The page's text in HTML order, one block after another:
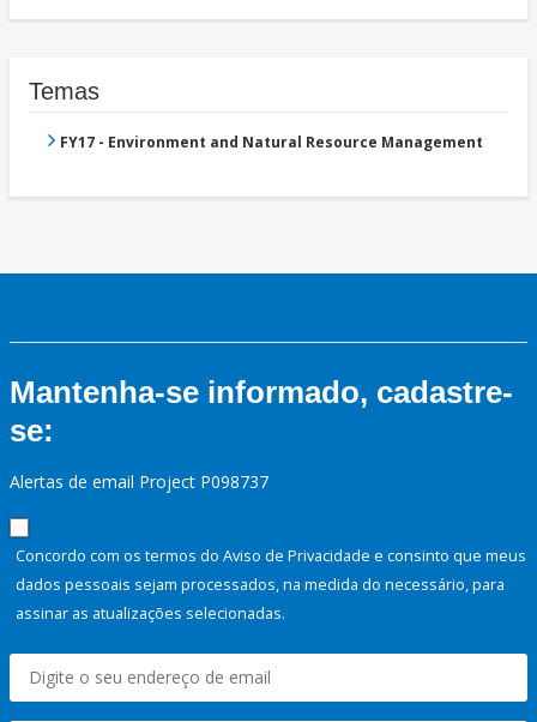
Temas
FY17 - Environment and Natural Resource Management
Mantenha-se informado, cadastre-
se:
Alertas de email Project P098737
Concordo com os termos do Aviso de Privacidade e consinto que meus
dados pessoais sejam processados, na medida do necessário, para
assinar as atualizações selecionadas.